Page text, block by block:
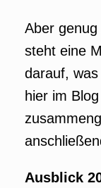
Aber
steht eine
darauf,
hier im
Ausblick